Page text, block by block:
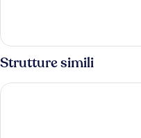
Family
Strutture simili
Jupiter Albufeira Hotel -